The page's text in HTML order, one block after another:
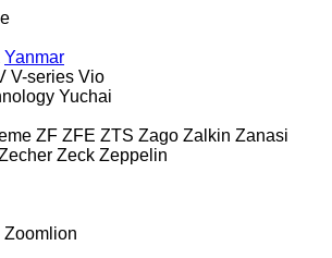
Yanmar
V-series Vio
Yuchai
ZF ZFE ZTS Zago Zalkin Zanasi
Zeck Zeppelin
Zoomlion